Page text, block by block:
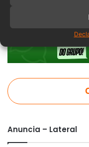
Anuncia – Lateral